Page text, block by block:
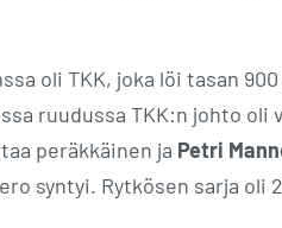
oli TKK, joka löi tasan
ruudussa TKK:n johto
peräkkäinen ja Petri
syntyi. Rytkösen sarja oli